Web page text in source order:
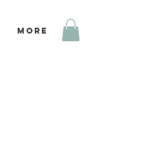
More